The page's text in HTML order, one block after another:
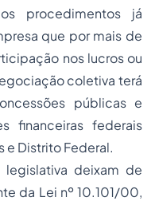
procedimentos já
que por mais de
nos lucros ou
coletiva terá
públicas e
financeiras federais
e Distrito Federal.
legislativa deixam de
da Lei nº 10.101/00,